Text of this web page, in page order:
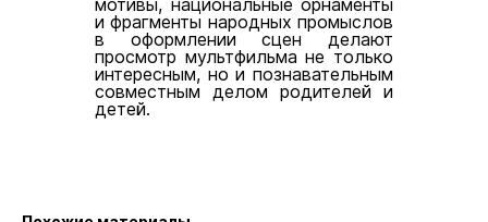
и фрагменты народных промыслов
в оформлении сцен делают
просмотр мультфильма не только
интересным, но и познавательным
совместным делом родителей и
детей.